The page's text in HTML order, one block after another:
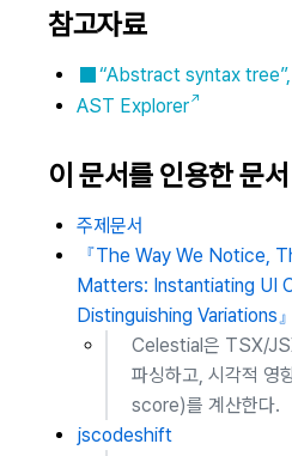
참고자료
“Abstract syntax
AST Explorer
이 문서를 인용한 문서
주제문서
『The Way We Notice,
Matters: Instantiating UI
Distinguishing Variations』
Celestial은 TSX/
파싱하고, 시각적
score)를 계산한다.
jscodeshift